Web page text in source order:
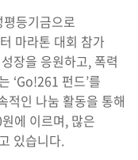
등기금으로
마라톤 대회 참가
장을 응원하고, 폭력
‘Go!261 펀드’를
적인 나눔 활동을 통해
에 이르며, 많은
있습니다.